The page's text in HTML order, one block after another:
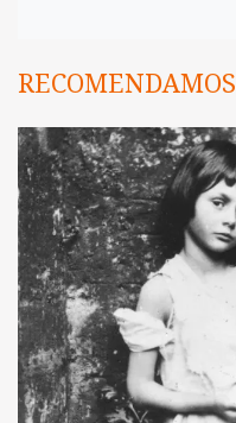
RECOMENDAMOS